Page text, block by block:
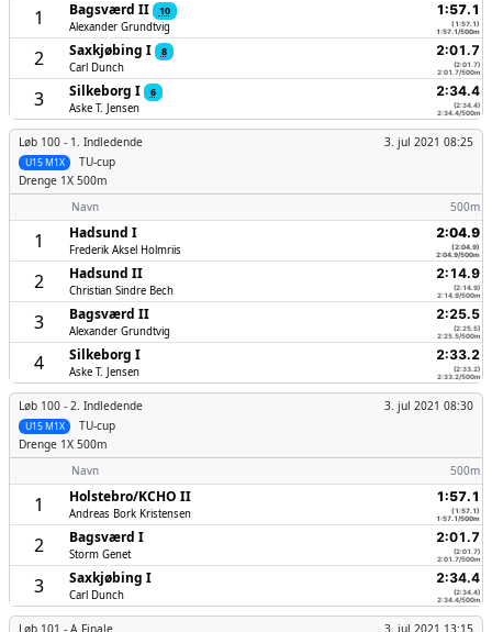
1 Bagsværd II
10
Alexander Grundtvig
1:57.1
(1:57.1)
1:57.1/500m
2 Saxkjøbing I
8
Carl Dunch
2:01.7
(2:01.7)
2:01.7/500m
3 Silkeborg I
6
Aske T. Jensen
2:34.4
(2:34.4)
2:34.4/500m
Løb 100 - 1. Indledende
TU-cup
3. jul 2021 08:25
U15 M1X
Drenge 1X 500m
Navn
500m
1 Hadsund I
Frederik Aksel Holmriis
2:04.9
(2:04.9)
2:04.9/500m
2 Hadsund II
Christian Sindre Bech
2:14.9
(2:14.9)
2:14.9/500m
3 Bagsværd II
Alexander Grundtvig
2:25.5
(2:25.5)
2:25.5/500m
4 Silkeborg I
Aske T. Jensen
2:33.2
(2:33.2)
2:33.2/500m
Løb 100 - 2. Indledende
TU-cup
3. jul 2021 08:30
U15 M1X
Drenge 1X 500m
Navn
500m
1 Holstebro/­KCHO II
Andreas Bork Kristensen
1:57.1
(1:57.1)
1:57.1/500m
2 Bagsværd I
Storm Genet
2:01.7
(2:01.7)
2:01.7/500m
3 Saxkjøbing I
Carl Dunch
2:34.4
(2:34.4)
2:34.4/500m
Løb 101 - A Finale
3. jul 2021 13:15